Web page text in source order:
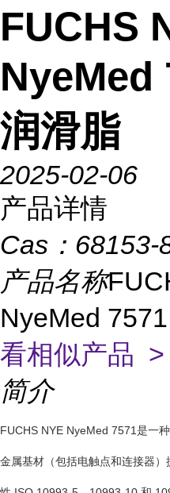
FUCHS
NyeMed
润滑脂
2025-02-06
产品详情
Cas： 68153-
产品名称
NyeMed
看相似产品 >
简介
FUCHS NYE NyeMed 7571是一
金属基材（包括电触点和连接器